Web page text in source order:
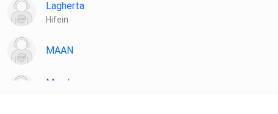
Lagherta
Hifein
MAAN
Maralen